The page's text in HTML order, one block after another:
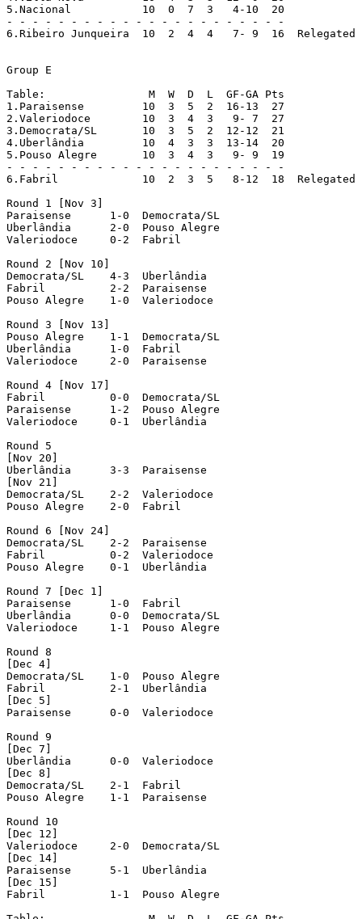
5.Nacional	     10  0  7  3   4-10  20
- - - - - - - - - - - - - - - - - - - - - -
6.Ribeiro Junqueira  10  2  4  4   7- 9  16
Group E
Table:                M  W  D  L  GF-GA Pts
1.Paraisense	     10  3  5  2  16-13  27
2.Valeriodoce	     10  3  4  3   9- 7  27
3.Democrata/SL	     10  3  5  2  12-12  21
4.Uberlândia	     10  4  3  3  13-14  20
5.Pouso Alegre	     10  3  4  3   9- 9  19
- - - - - - - - - - - - - - - - - - - - - -
6.Fabril	     10  2  3  5   8-12  18
Round 1 [Nov 3]
Paraisense  	1-0  Democrata/SL
Uberlândia  	2-0  Pouso Alegre
Valeriodoce  	0-2  Fabril
Round 2 [Nov 10]
Democrata/SL  	4-3  Uberlândia
Fabril  	2-2  Paraisense
Pouso Alegre  	1-0  Valeriodoce
Round 3 [Nov 13]
Pouso Alegre  	1-1  Democrata/SL
Uberlândia  	1-0  Fabril
Valeriodoce  	2-0  Paraisense
Round 4 [Nov 17]
Fabril  	0-0  Democrata/SL
Paraisense  	1-2  Pouso Alegre
Valeriodoce  	0-1  Uberlândia
Round 5
[Nov 20]
Uberlândia  	3-3  Paraisense
[Nov 21]
Democrata/SL  	2-2  Valeriodoce
Pouso Alegre  	2-0  Fabril
Round 6 [Nov 24]
Democrata/SL  	2-2  Paraisense
Fabril  	0-2  Valeriodoce
Pouso Alegre  	0-1  Uberlândia
Round 7 [Dec 1]
Paraisense  	1-0  Fabril
Uberlândia  	0-0  Democrata/SL
Valeriodoce  	1-1  Pouso Alegre
Round 8
[Dec 4]
Democrata/SL  	1-0  Pouso Alegre
Fabril  	2-1  Uberlândia
[Dec 5]
Paraisense  	0-0  Valeriodoce
Round 9
[Dec 7]
Uberlândia  	0-0  Valeriodoce
[Dec 8]
Democrata/SL  	2-1  Fabril
Pouso Alegre  	1-1  Paraisense
Round 10
[Dec 12]
Valeriodoce  	2-0  Democrata/SL
[Dec 14]
Paraisense  	5-1  Uberlândia
[Dec 15]
Fabril  	1-1  Pouso Alegre